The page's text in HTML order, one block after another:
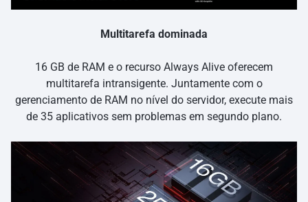
Multitarefa dominada
16 GB de RAM e o recurso Always Alive oferecem
multitarefa intransigente. Juntamente com o
gerenciamento de RAM no nível do servidor, execute mais
de 35 aplicativos sem problemas em segundo plano.